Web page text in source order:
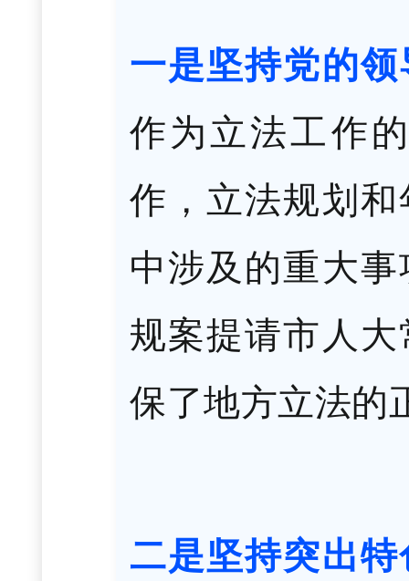
一是坚持党的
作为立法工作
作，立法规划
中涉及的重大
规案提请市人
保了地方立法的
二是坚持突出